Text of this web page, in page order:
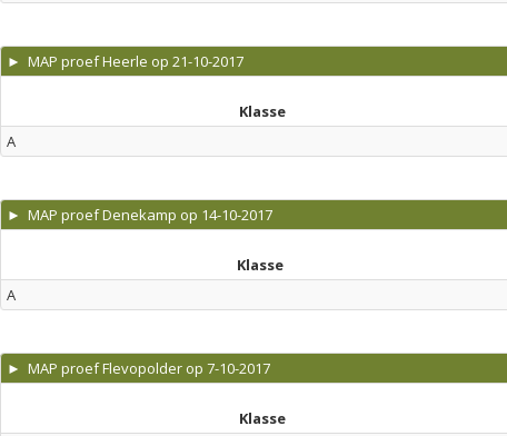
► MAP proef Heerle op 21-10-2017
Klasse
A
► MAP proef Denekamp op 14-10-2017
Klasse
A
► MAP proef Flevopolder op 7-10-2017
Klasse